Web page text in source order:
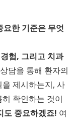
요한 기준은 무엇
험, 그리고 치과
담을 통해 환자의
제시하는지, 사
확인하는 것이
도 중요하겠죠! 여